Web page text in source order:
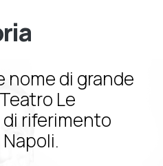
nome di grande
Le
riferimento